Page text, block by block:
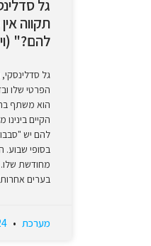
גל
תקווה
להם?"
הוא משתף
הקיים
להם יש
בסופי שבוע.
מחודשת שלו.
בערים
מערכת